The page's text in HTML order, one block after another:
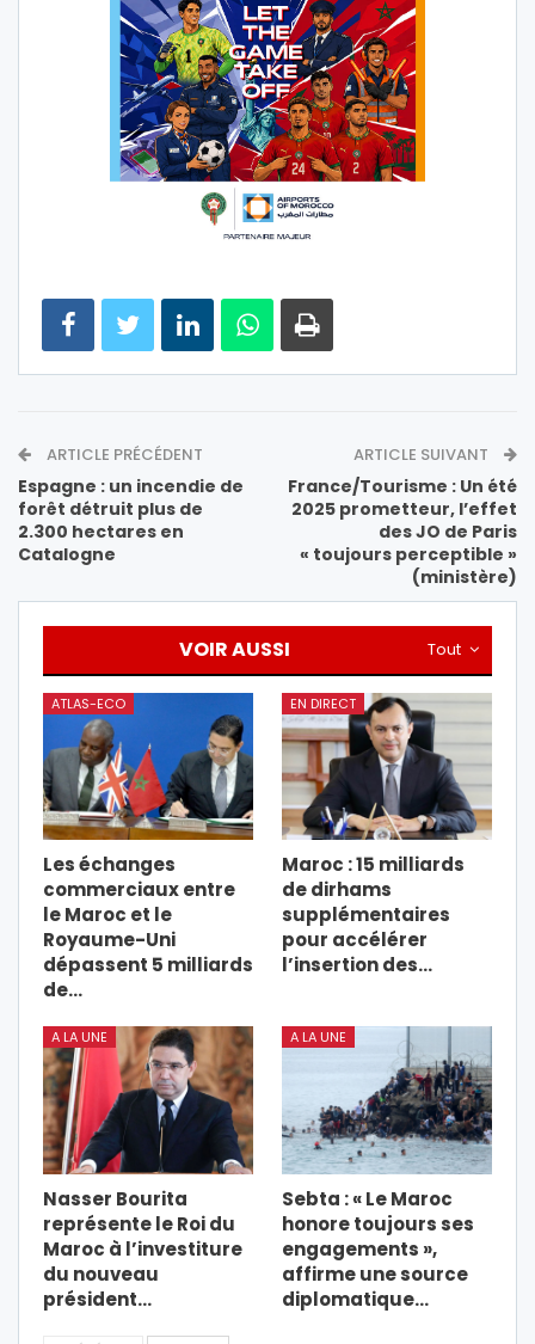
ARTICLE PRÉCÉDENT
Espagne : un incendie de
forêt détruit plus de
2.300 hectares en
Catalogne
ARTICLE SUIVANT
France/Tourisme : Un été
2025 prometteur, l’effet
des JO de Paris
« toujours perceptible »
(ministère)
Tout
VOIR AUSSI
ATLAS-ECO
Les échanges
commerciaux entre
le Maroc et le
Royaume-Uni
dépassent 5 milliards
de…
EN DIRECT
Maroc : 15 milliards
de dirhams
supplémentaires
pour accélérer
l’insertion des…
A LA UNE
Nasser Bourita
représente le Roi du
Maroc à l’investiture
du nouveau
président…
A LA UNE
Sebta : « Le Maroc
honore toujours ses
engagements »,
affirme une source
diplomatique…